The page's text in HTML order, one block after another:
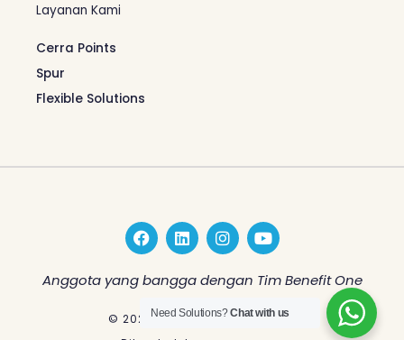
Layanan Kami
Cerra Points
Spur
Flexible Solutions
F
a
c
e
L
i
n
k
e
d
I
n
s
t
a
g
Y
o
u
t
b
Anggota yang bangga dengan Tim Benefit One
© 2026 Benefit One Indonesia
Need Solutions?Chat with us